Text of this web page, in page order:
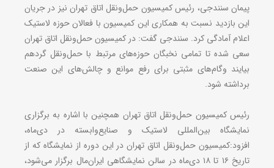
پیمان سنندجی، رئیس کمیسیون حمل‌ونقل اتاق تهران نیز در جریان
این بازدید نسبت به همکاری این کمیسیون با فعالان حوزه لاستیک
اعلام آمادگی کرد. سنندجی گفت: در کمیسیون حمل‌ونقل اتاق تهران
سعی شده تا تمامی نخبگان حوزه‌های مرتبط با حمل‌ونقل گردهم‌
بیایند وگام‌‌های مثبتی برای رفع موانع و چالش‌های این صنعت
برداشته شود.
رئیس کمیسیون حمل‌ونقل اتاق تهران همچنین با اشاره به برگزاری
نمایشگاه بین‌المللی لاستیک و صنایع‌وابسته در دی‌ماه،
افزود:کمیسیون حمل‌ونقل اتاق تهران در این دوره از نمایشگاه که از
تاریخ ۱۶ تا ۱۸ دی‌ماه در سالن نمایشگاهی ایران‌مال برگزار می‌شود،